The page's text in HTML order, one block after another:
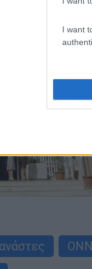
I want